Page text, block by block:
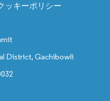
ッキーポリシー
District, Gachibowli